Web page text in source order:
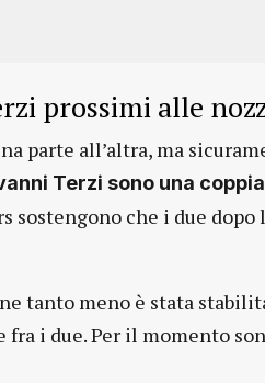
prossimi alle
parte all’altra, ma
Terzi sono una
sostengono che i due dopo
tanto meno è stata
i due. Per il momento